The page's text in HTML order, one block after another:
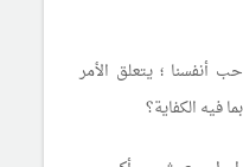
أنفسنا ؛ يتعلق الأمر
فيه الكفاية؟